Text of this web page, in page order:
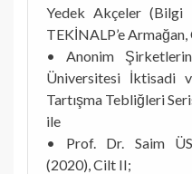
Yedek Akçeler (Bilgi
TEKİNALP’e
• Anonim
Üniversitesi İktisadi
Tartışma Tebliğleri
ile
• Prof. Dr. Saim
(2020), Cilt II;